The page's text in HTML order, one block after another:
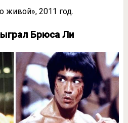
живой», 2011 год.
Брюса Ли